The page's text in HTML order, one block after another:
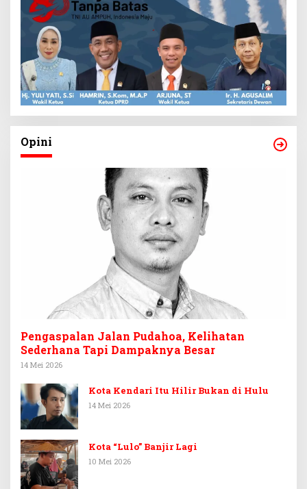
Opini
Pengaspalan Jalan Pudahoa, Kelihatan
Sederhana Tapi Dampaknya Besar
14 Mei 2026
Kota Kendari Itu Hilir Bukan di Hulu
14 Mei 2026
Kota “Lulo” Banjir Lagi
10 Mei 2026